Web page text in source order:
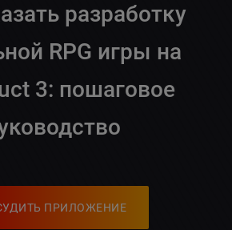
разработку
RPG игры на
3: пошаговое
ПРИЛОЖЕНИЕ